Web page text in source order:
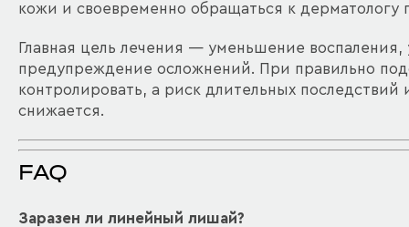
кожи и своевременно обращаться к
Главная цель лечения — уменьшение
предупреждение осложнений. При правильно
контролировать, а риск длительных
снижается.
FAQ
Заразен ли линейный лишай?